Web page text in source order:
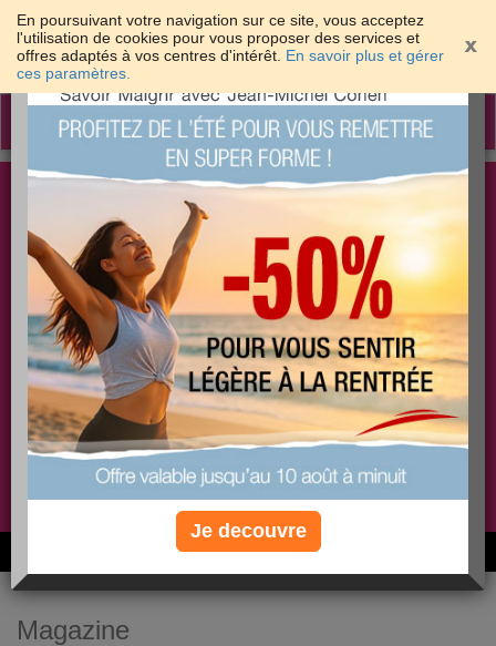
En poursuivant votre navigation sur ce site, vous acceptez
l'utilisation de cookies pour vous proposer des services et
offres adaptés à vos centres d'intérêt. En savoir plus et gérer
ces paramètres.
Toggle
Les meilleures solutions pour maigrir et être bien
dans sa peau
PLUS
EFFICACE
PLUS
SANTÉ
PLUS
COACHING
Non, je préfère le régime gratuit
6M de personnes ont maigri et réappris à manger avec nous
Magazine
×
Je decouvre